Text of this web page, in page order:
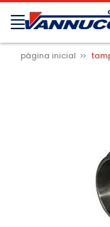
página inicial